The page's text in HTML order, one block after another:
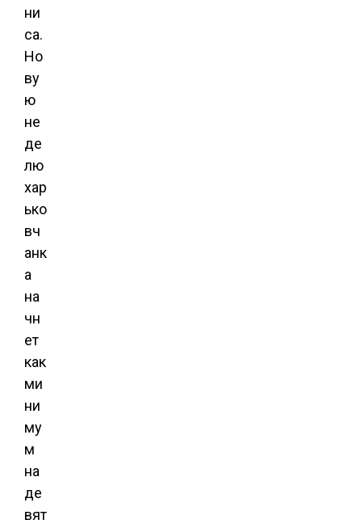
ни
са.
Но
ву
ю
не
де
лю
хар
ько
вч
анк
а
на
чн
ет
как
ми
ни
му
м
на
де
вят